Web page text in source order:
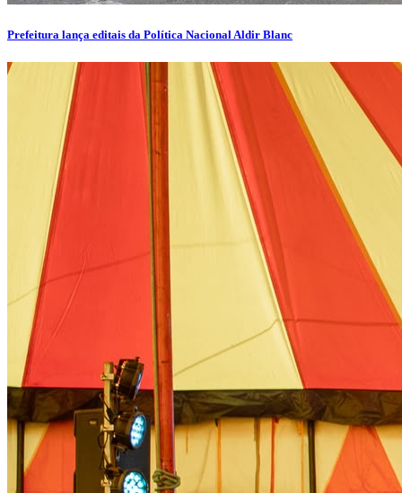
Prefeitura lança editais da Política Nacional Aldir Blanc